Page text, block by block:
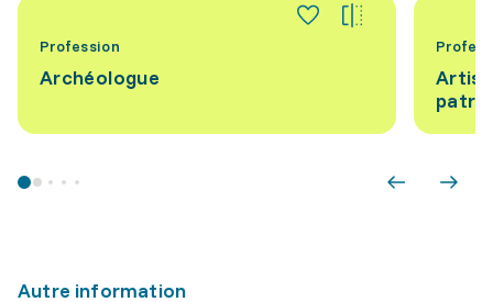
Profession
Archéologue
Autre information